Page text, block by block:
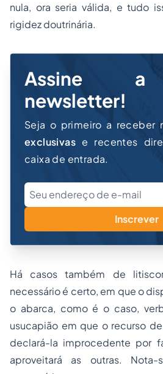
nula, ora seria válida, e tudo
rigidez doutrinária.
Assine a
newsletter!
Seja o primeiro a receber
exclusivas e recentes
caixa de entrada.
Inscrever
Há casos também de
necessário é certo, em que o
o abarca, como é o caso,
usucapião em que o recurso
declará-la improcedente por
aproveitará as outras.